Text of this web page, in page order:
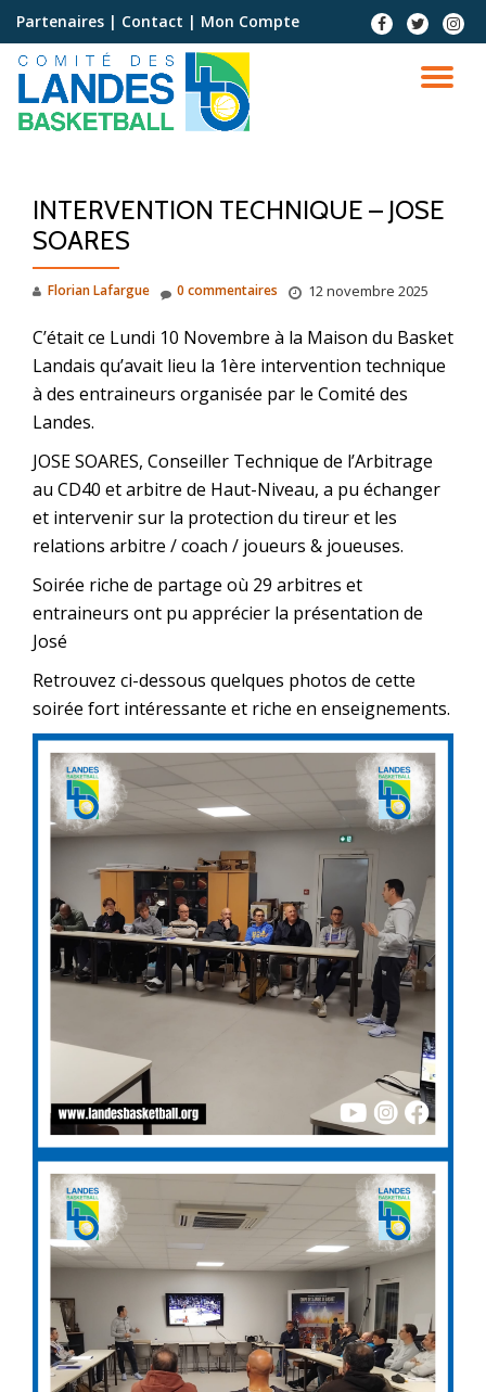
Aller
contenu
Partenaires | Contact | Mon Compte
INTERVENTION TECHNIQUE – JOSE
SOARES
Florian Lafargue 12 novembre 2025
0 commentaires
C’était ce Lundi 10 Novembre à la Maison du Basket
Landais qu’avait lieu la 1ère intervention technique
à des entraineurs organisée par le Comité des
Landes.
JOSE SOARES, Conseiller Technique de l’Arbitrage
au CD40 et arbitre de Haut-Niveau, a pu échanger
et intervenir sur la protection du tireur et les
relations arbitre / coach / joueurs & joueuses.
Soirée riche de partage où 29 arbitres et
entraineurs ont pu apprécier la présentation de
José
Retrouvez ci-dessous quelques photos de cette
soirée fort intéressante et riche en enseignements.